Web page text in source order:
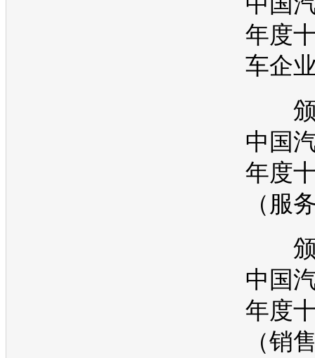
年度
车企
颁
中国
年度
（服
颁
中国
年度
（销